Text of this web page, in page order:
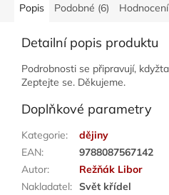
Popis Podobné (6) Hodnocení
Detailní popis produktu
Podrobnosti se připravují,
Zeptejte se. Děkujeme.
Doplňkové parametry
Kategorie:
dějiny
EAN:
9788087567142
Autor:
Režňák Libor
Nakladatel: Svět křídel